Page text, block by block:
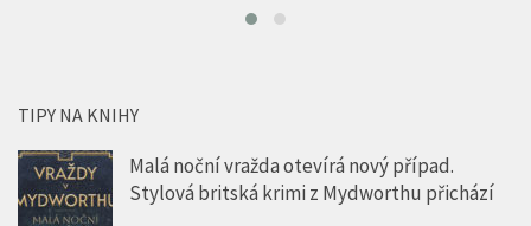
TIPY NA KNIHY
Malá noční vražda otevírá nový případ.
Stylová britská krimi z Mydworthu přichází